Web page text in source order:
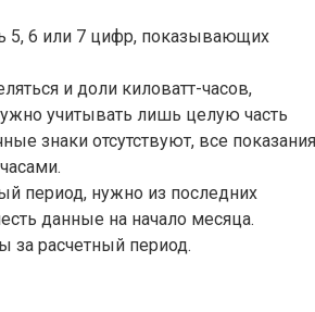
5, 6 или 7 цифр, показывающих
и доли киловатт-часов,
учитывать лишь целую часть
знаки отсутствуют, все показания
период, нужно из последних
данные на начало месяца.
за расчетный период.